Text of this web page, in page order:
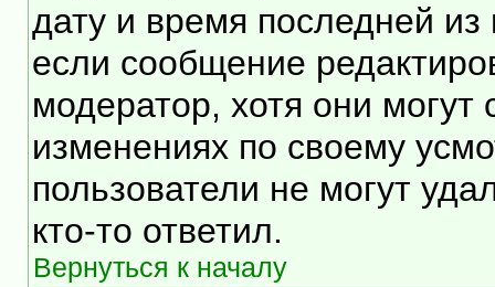
дату и время последней
если сообщение
модератор, хотя они
изменениях по своему
пользователи не могут
кто-то ответил.
Вернуться к началу